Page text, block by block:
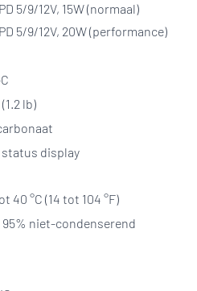
5/9/12V, 15W (normaal)
5/9/12V, 20W (performance)
(1.2 lb)
status display
40 °C (14 tot 104 °F)
niet-condenserend